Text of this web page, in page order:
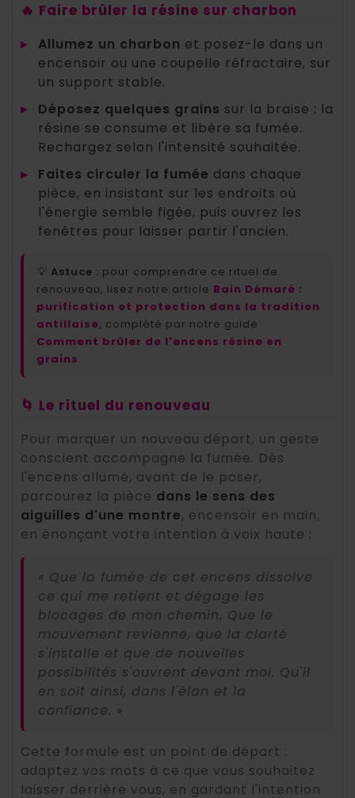
🔥 Faire brûler la résine sur charbon
▸ Allumez un charbon et posez-le dans un
encensoir ou une coupelle réfractaire, sur
un support stable.
▸
Déposez quelques grains sur la braise : la
résine se consume et libère sa fumée.
Rechargez selon l'intensité souhaitée.
▸
Faites circuler la fumée dans chaque
pièce, en insistant sur les endroits où
l'énergie semble figée, puis ouvrez les
fenêtres pour laisser partir l'ancien.
💡 Astuce : pour comprendre ce rituel de
renouveau, lisez notre article Bain Démaré :
purification et protection dans la tradition
antillaise, complété par notre guide
Comment brûler de l'encens résine en
grains.
🌀 Le rituel du renouveau
Pour marquer un nouveau départ, un geste
conscient accompagne la fumée. Dès
l'encens allumé, avant de le poser,
parcourez la pièce dans le sens des
aiguilles d'une montre, encensoir en main,
en énonçant votre intention à voix haute :
« Que la fumée de cet encens dissolve
ce qui me retient et dégage les
blocages de mon chemin. Que le
mouvement revienne, que la clarté
s'installe et que de nouvelles
possibilités s'ouvrent devant moi. Qu'il
en soit ainsi, dans l'élan et la
confiance. »
Cette formule est un point de départ :
adaptez vos mots à ce que vous souhaitez
laisser derrière vous, en gardant l'intention